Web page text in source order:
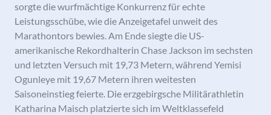
sorgte die wurfmächtige Konkurrenz für echte
Leistungsschübe, wie die Anzeigetafel unweit des
Marathontors bewies. Am Ende siegte die US-
amerikanische Rekordhalterin Chase Jackson im sechsten
und letzten Versuch mit 19,73 Metern, während Yemisi
Ogunleye mit 19,67 Metern ihren weitesten
Saisoneinstieg feierte. Die erzgebirgsche Militärathletin
Katharina Maisch platzierte sich im Weltklassefeld